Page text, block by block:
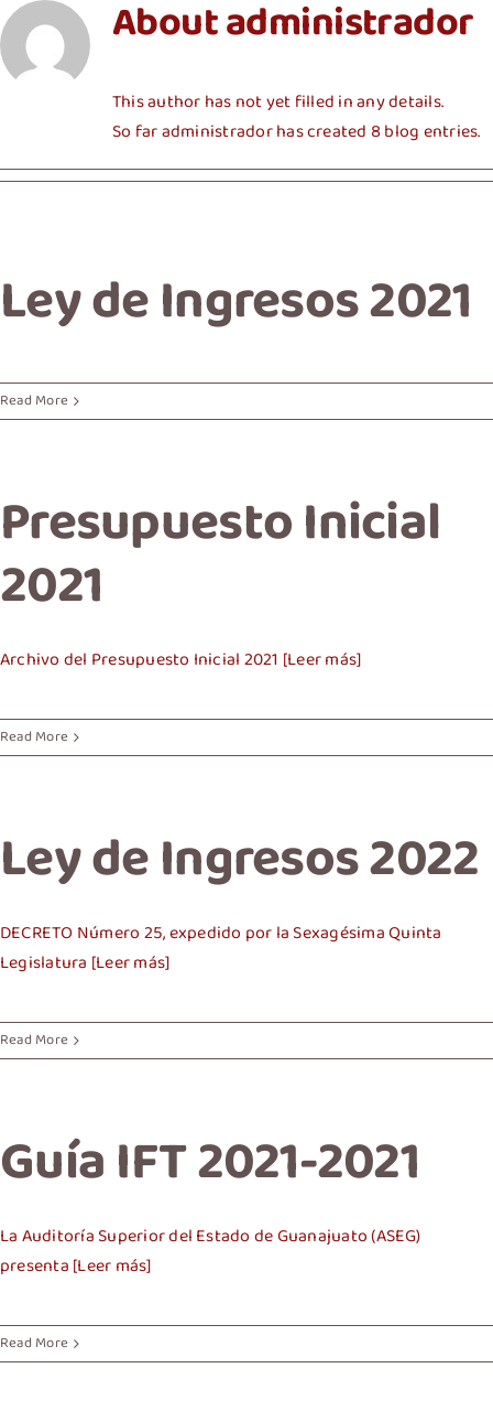
Aboutadministrador
This author has not yet filled in any details.
So far administrador has created 8 blog entries.
Ley de Ingresos 2021
Read More
Presupuesto Inicial
2021
Archivo del Presupuesto Inicial 2021 [Leer más]
Read More
Ley de Ingresos 2022
DECRETO Número 25, expedido por la Sexagésima Quinta
Legislatura [Leer más]
Read More
Guía IFT 2021-2021
La Auditoría Superior del Estado de Guanajuato (ASEG)
presenta [Leer más]
Read More